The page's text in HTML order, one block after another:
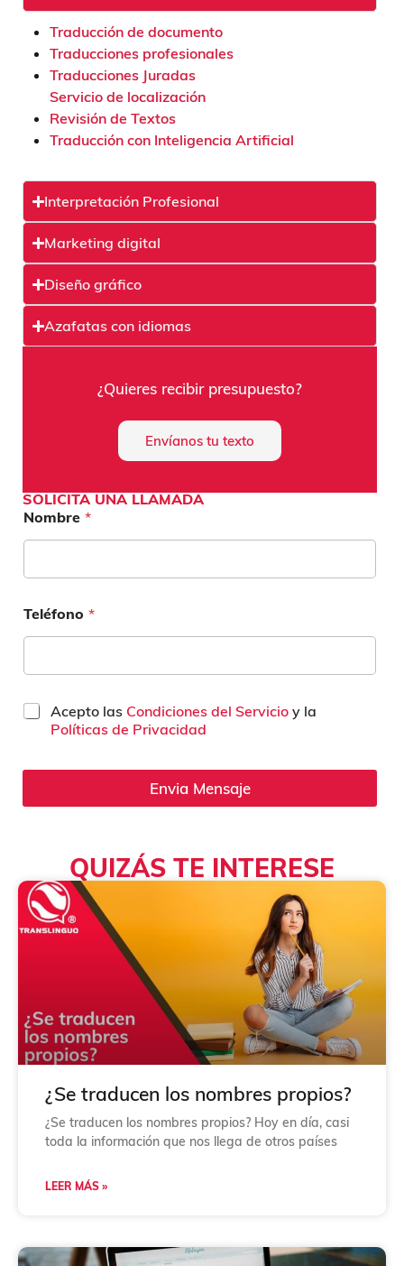
Traducción de documento
Traducciones profesionales
Traducciones Juradas
Servicio de localización
Revisión de Textos
Traducción con Inteligencia Artificial
Interpretación Profesional
Marketing digital
Diseño gráfico
Azafatas con idiomas
¿Quieres recibir presupuesto?
Envíanos tu texto
SOLICITA UNA LLAMADA
Nombre *
Teléfono *
C
a
v
e
r
i
c
i
ó
n
Acepto las Condiciones del Servicio y la
Políticas de Privacidad
Envia Mensaje
QUIZÁS TE INTERESE
¿Se traducen los nombres propios?
¿Se traducen los nombres propios? Hoy en día, casi
toda la información que nos llega de otros países
LEER MÁS »